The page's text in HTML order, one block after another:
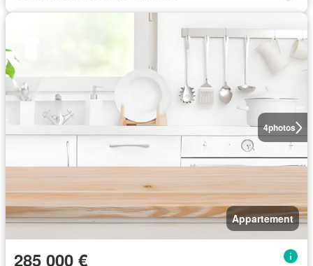
4photos
Appartement
285 000 €